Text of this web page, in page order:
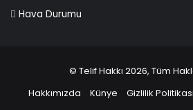
Hava Durumu
© Telif Hakkı 2026, Tüm
Hakkımızda
Künye Gizlilik Politikası